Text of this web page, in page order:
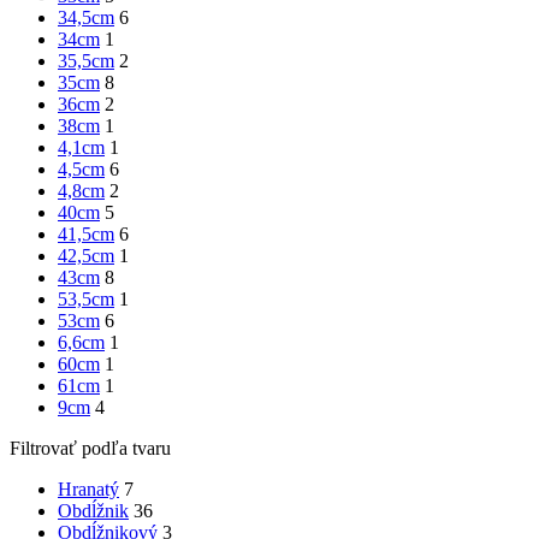
34,5cm 6
34cm 1
35,5cm 2
35cm 8
36cm 2
38cm 1
4,1cm 1
4,5cm 6
4,8cm 2
40cm 5
41,5cm 6
42,5cm 1
43cm 8
53,5cm 1
53cm 6
6,6cm 1
60cm 1
61cm 1
9cm 4
Filtrovať podľa tvaru
Hranatý 7
Obdĺžnik 36
Obdĺžnikový 3